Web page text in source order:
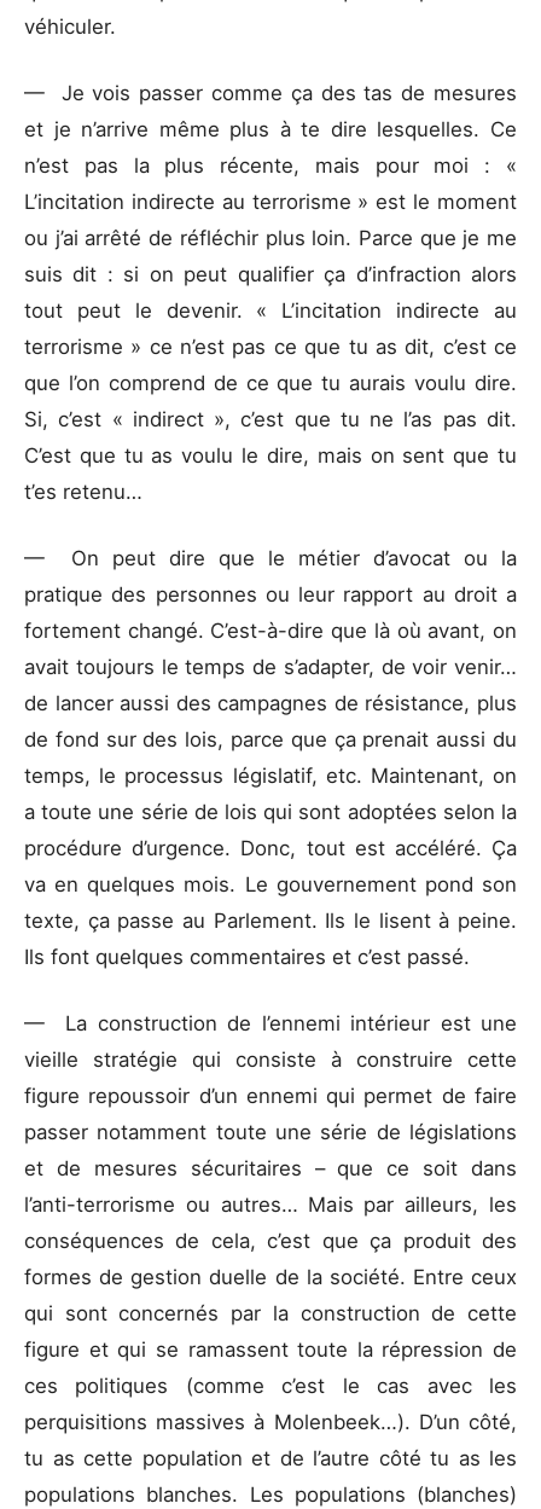
véhiculer.
— Je vois passer comme ça des tas de mesures
et je n’arrive même plus à te dire lesquelles. Ce
n’est pas la plus récente, mais pour moi : «
L’incitation indirecte au terrorisme » est le moment
ou j’ai arrêté de réfléchir plus loin. Parce que je me
suis dit : si on peut qualifier ça d’infraction alors
tout peut le devenir. « L’incitation indirecte au
terrorisme » ce n’est pas ce que tu as dit, c’est ce
que l’on comprend de ce que tu aurais voulu dire.
Si, c’est « indirect », c’est que tu ne l’as pas dit.
C’est que tu as voulu le dire, mais on sent que tu
t’es retenu…
— On peut dire que le métier d’avocat ou la
pratique des personnes ou leur rapport au droit a
fortement changé. C’est-à-dire que là où avant, on
avait toujours le temps de s’adapter, de voir venir…
de lancer aussi des campagnes de résistance, plus
de fond sur des lois, parce que ça prenait aussi du
temps, le processus législatif, etc. Maintenant, on
a toute une série de lois qui sont adoptées selon la
procédure d’urgence. Donc, tout est accéléré. Ça
va en quelques mois. Le gouvernement pond son
texte, ça passe au Parlement. Ils le lisent à peine.
Ils font quelques commentaires et c’est passé.
— La construction de l’ennemi intérieur est une
vieille stratégie qui consiste à construire cette
figure repoussoir d’un ennemi qui permet de faire
passer notamment toute une série de législations
et de mesures sécuritaires – que ce soit dans
l’anti-terrorisme ou autres… Mais par ailleurs, les
conséquences de cela, c’est que ça produit des
formes de gestion duelle de la société. Entre ceux
qui sont concernés par la construction de cette
figure et qui se ramassent toute la répression de
ces politiques (comme c’est le cas avec les
perquisitions massives à Molenbeek…). D’un côté,
tu as cette population et de l’autre côté tu as les
populations blanches. Les populations (blanches)